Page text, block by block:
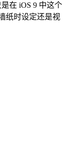
在 iOS 9 中这个
纸时设定还是视